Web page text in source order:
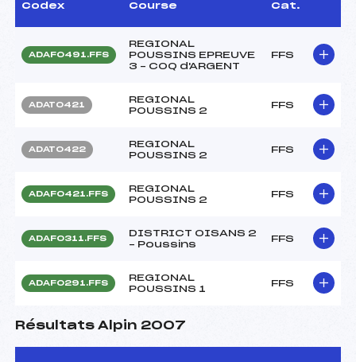
Codex Course Cat.
ADAF0491.FFS
REGIONAL
POUSSINS EPREUVE
3 – COQ d'ARGENT
FFS
ADAT0421
REGIONAL
POUSSINS 2
FFS
ADAT0422
REGIONAL
POUSSINS 2
FFS
ADAF0421.FFS
REGIONAL
POUSSINS 2
FFS
ADAF0311.FFS
DISTRICT OISANS 2
– Poussins
FFS
ADAF0291.FFS
REGIONAL
POUSSINS 1
FFS
Résultats Alpin 2007